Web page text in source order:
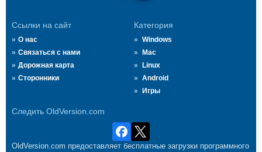
Ссылки на сайт
О нас
Связаться с нами
Дорожная карта
Сторонники
Категория
Windows
Mac
Linux
Android
Игры
Следить OldVersion.com
OldVersion.com предоставляет бесплатные загрузки программного